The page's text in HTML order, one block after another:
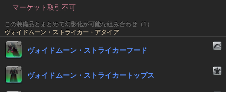
マーケット取引不可
この装備品とまとめて幻影化が可能な組み合わせ（1）
ヴォイドムーン・ストライカー・アタイア
ヴォイドムーン・ストライカーフード
ヴォイドムーン・ストライカートップス